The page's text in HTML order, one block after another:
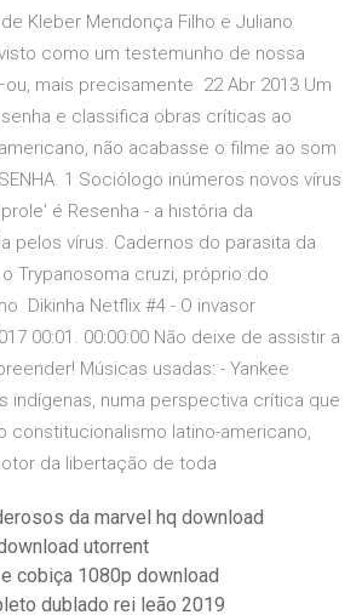
Kleber Mendonça Filho e Juliano
como um testemunho de nossa
mais precisamente 22 Abr 2013 Um
e classifica obras críticas ao
não acabasse o filme ao som
1 Sociólogo inúmeros novos vírus
é Resenha - a história da
pelos vírus. Cadernos do parasita da
Trypanosoma cruzi, próprio do
Dikinha Netflix #4 - O invasor
00:01. 00:00:00 Não deixe de assistir a
Músicas usadas: - Yankee
indígenas, numa perspectiva crítica que
constitucionalismo latino-americano,
da libertação de toda
da marvel hq download
utorrent
cobiça 1080p download
dublado rei leão 2019